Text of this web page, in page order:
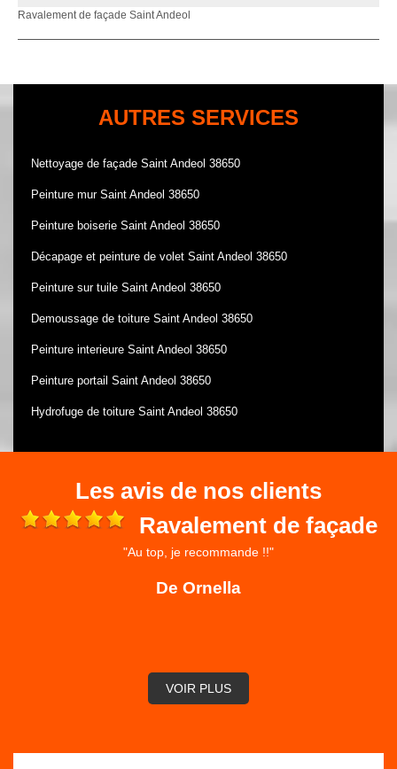
Ravalement de façade Saint Andeol
AUTRES SERVICES
Nettoyage de façade Saint Andeol 38650
Peinture mur Saint Andeol 38650
Peinture boiserie Saint Andeol 38650
Décapage et peinture de volet Saint Andeol 38650
Peinture sur tuile Saint Andeol 38650
Demoussage de toiture Saint Andeol 38650
Peinture interieure Saint Andeol 38650
Peinture portail Saint Andeol 38650
Hydrofuge de toiture Saint Andeol 38650
Les avis de nos clients
Ravalement de façade
"Au top, je recommande !!"
De Ornella
VOIR PLUS